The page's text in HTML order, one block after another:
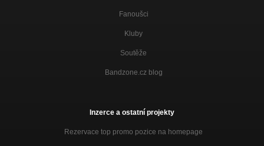
Fanoušci
Kluby
Soutěže
Bandzone.cz blog
Inzerce a ostatní projekty
Rezervace top promo pozice na homepage